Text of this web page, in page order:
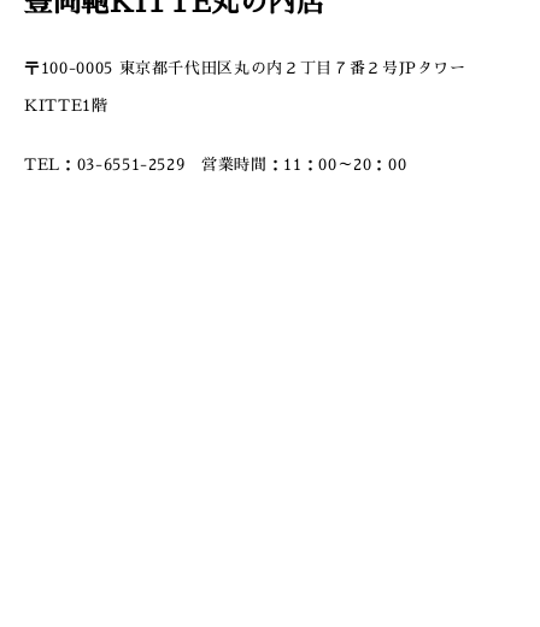
〒100-0005 東京都千代田区丸の内２丁目７番２号JPタワー
KITTE1階
TEL：03-6551-2529 営業時間：11：00～20：00